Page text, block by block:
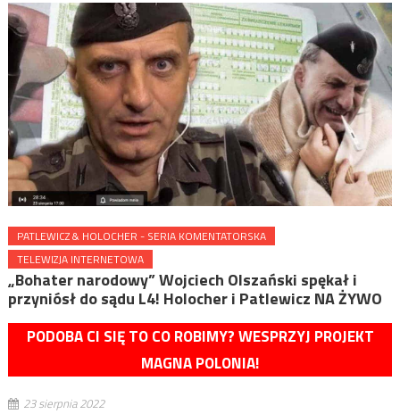
PATLEWICZ & HOLOCHER - SERIA KOMENTATORSKA
TELEWIZJA INTERNETOWA
„Bohater narodowy” Wojciech Olszański spękał i
przyniósł do sądu L4! Holocher i Patlewicz NA ŻYWO
PODOBA CI SIĘ TO CO ROBIMY? WESPRZYJ PROJEKT
MAGNA POLONIA!
23 sierpnia 2022